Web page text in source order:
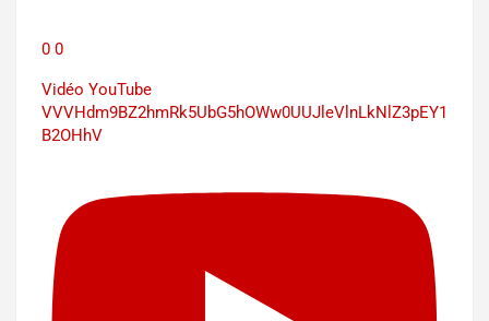
0 0
Vidéo YouTube
VVVHdm9BZ2hmRk5UbG5hOWw0UUJleVlnLkNlZ3pEY1
B2OHhV